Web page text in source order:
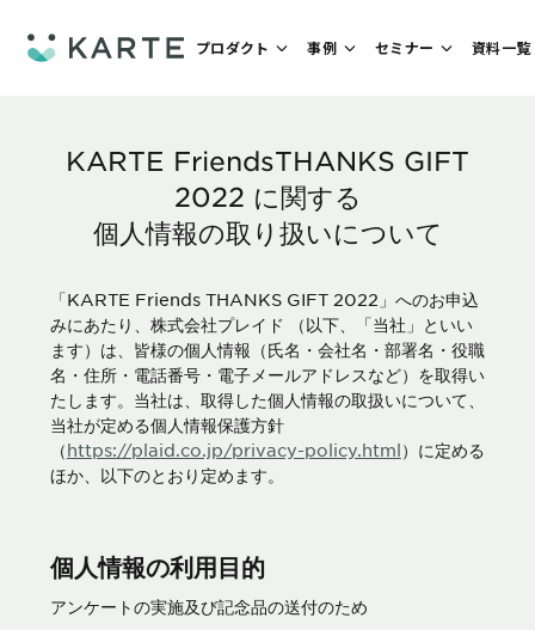
プロダクト 事例 セミナー 資料一覧
KARTE FriendsTHANKS GIFT
2022 に関する
個人情報の取り扱いについて
「KARTE Friends THANKS GIFT 2022」へのお申込
みにあたり、株式会社プレイド （以下、「当社」といい
ます）は、皆様の個人情報（氏名・会社名・部署名・役職
名・住所・電話番号・電子メールアドレスなど）を取得い
たします。当社は、取得した個人情報の取扱いについて、
当社が定める個人情報保護方針
（https://plaid.co.jp/privacy-policy.html）に定める
ほか、以下のとおり定めます。
個人情報の利用目的
アンケートの実施及び記念品の送付のため